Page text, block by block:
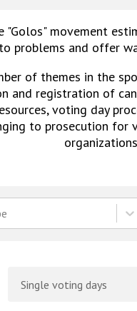
"Golos" movement
problems and offer
of themes in the
and registration of
voting day
to prosecution
Single voting days